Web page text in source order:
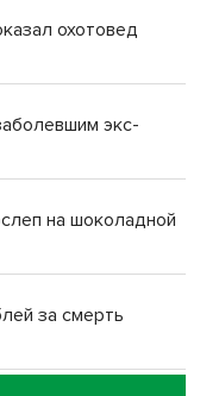
охотовед
экс-
на шоколадной
за смерть